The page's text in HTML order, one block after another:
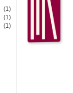
(1)
(1)
(1)